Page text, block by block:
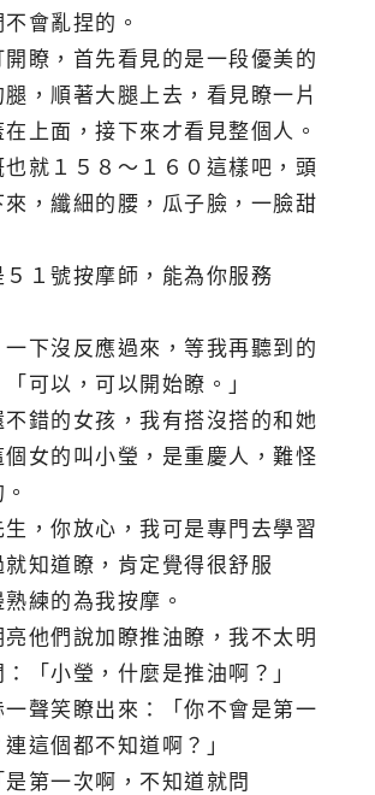
會亂捏的。
瞭，首先看見的是一段優美的
，順著大腿上去，看見瞭一片
上面，接下來才看見整個人。
也就１５８～１６０這樣吧，頭
，纖細的腰，瓜子臉，一臉甜
５１號按摩師，能為你服務
下沒反應過來，等我再聽到的
可以，可以開始瞭。」
錯的女孩，我有搭沒搭的和她
女的叫小瑩，是重慶人，難怪
，你放心，我可是專門去學習
知道瞭，肯定覺得很舒服
練的為我按摩。
他們說加瞭推油瞭，我不太明
「小瑩，什麼是推油啊？」
聲笑瞭出來：「你不會是第一
這個都不知道啊？」
第一次啊，不知道就問